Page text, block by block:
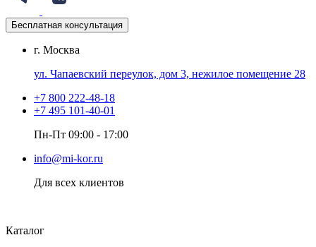
Бесплатная консультация
г. Москва
ул. Чапаевский переулок, дом 3, нежилое помещение 28
+7 800 222-48-18
+7 495 101-40-01
Пн-Пт 09:00 - 17:00
info@mi-kor.ru
Для всех клиентов
Каталог